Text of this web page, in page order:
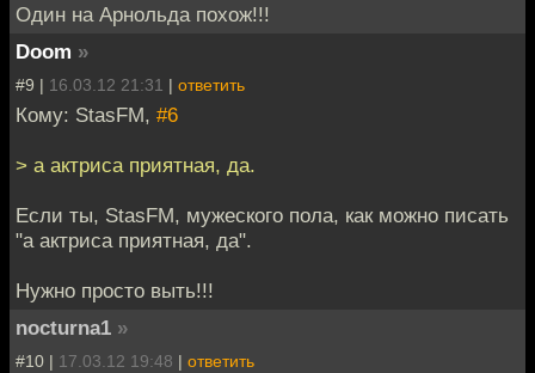
Один на Арнольда похож!!!
Doom »
#9 | 16.03.12 21:31 | ответить
Кому: StasFM, #6
> а актриса приятная, да.
Если ты, StasFM, мужеского пола, как можно писать
"а актриса приятная, да".
Нужно просто выть!!!
nocturna1 »
#10 | 17.03.12 19:48 | ответить